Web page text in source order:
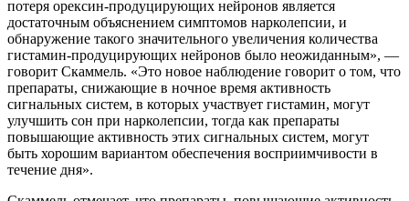
потеря орексин-продуцирующих нейронов является
достаточным объяснением симптомов нарколепсии, и
обнаружение такого значительного увеличения количества
гистамин-продуцирующих нейронов было неожиданным», —
говорит Скаммель. «Это новое наблюдение говорит о том, что
препараты, снижающие в ночное время активность
сигнальных систем, в которых участвует гистамин, могут
улучшить сон при нарколепсии, тогда как препараты
повышающие активность этих сигнальных систем, могут
быть хорошим вариантом обеспечения восприимчивости в
течение дня».